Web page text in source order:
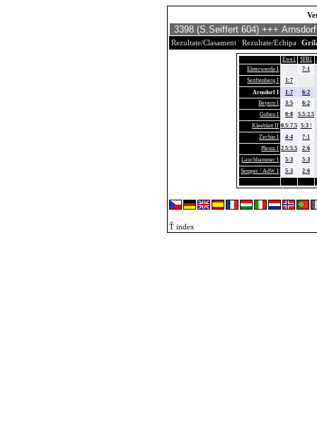
Rezultate/Clasament Rezultate/Echipa
Ewe1 SFB1
Elsterwerda I
7:1
Senftenberg I
1:7
Arnsdorf I
1:7
6:2
Beyern I
3:5
6:2
Guben I
0:8
5.5:2.5
Kleeblatt II 0.5:7.5 5:3!
Zechin I
4:4
7:1
Plessa I 2.5:5.5
2:6
Lauchhammer I
5:3
5:3
Semper / AdW I
5:3 2:6
Ť index